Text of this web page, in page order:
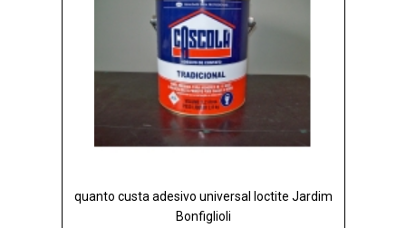
quanto custa adesivo universal loctite Jardim
Bonfiglioli